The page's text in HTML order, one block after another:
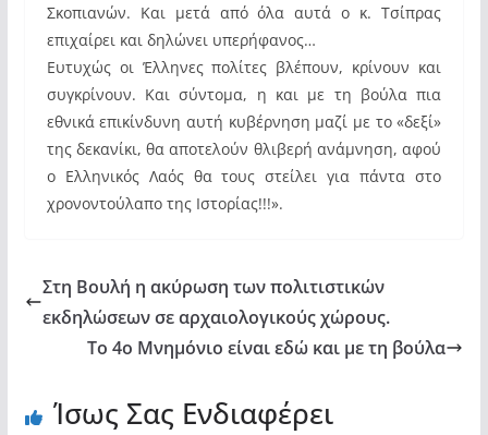
Σκοπιανών. Και μετά από όλα αυτά ο κ. Τσίπρας
επιχαίρει και δηλώνει υπερήφανος…
Ευτυχώς οι Έλληνες πολίτες βλέπουν, κρίνουν και
συγκρίνουν. Και σύντομα, η και με τη βούλα πια
εθνικά επικίνδυνη αυτή κυβέρνηση μαζί με το «δεξί»
της δεκανίκι, θα αποτελούν θλιβερή ανάμνηση, αφού
ο Ελληνικός Λαός θα τους στείλει για πάντα στο
χρονοντούλαπο της Ιστορίας!!!».
Στη Βουλή η ακύρωση των πολιτιστικών
εκδηλώσεων σε αρχαιολογικούς χώρους.
Το 4ο Μνημόνιο είναι εδώ και με τη βούλα
Ίσως Σας Ενδιαφέρει